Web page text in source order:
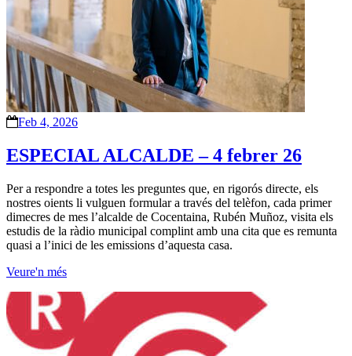
Feb 4, 2026
ESPECIAL ALCALDE – 4 febrer 26
Per a respondre a totes les preguntes que, en rigorós directe, els
nostres oients li vulguen formular a través del telèfon, cada primer
dimecres de mes l’alcalde de Cocentaina, Rubén Muñoz, visita els
estudis de la ràdio municipal complint amb una cita que es remunta
quasi a l’inici de les emissions d’aquesta casa.
Veure'n més